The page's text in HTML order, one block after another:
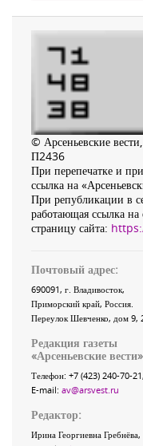
© Арсеньевские
П2436
При перепечатке и
ссылка на
При републикации в
работающая ссылка
страницу сайта:
Почтовый адрес:
690091, г. Владивосток,
Приморский край, Россия
Переулок Шевченко, дом 9,
Редакция газеты
«Арсеньевские вести
Телефон: +7 (423) 240-70-21
E-mail: av@arsvest.ru
Редактор:
Ирина Георгиевна Гребнёва,